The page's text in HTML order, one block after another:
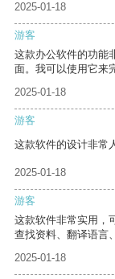
2025-01-18
游客
这款办公软件的功能
面。我可以使用它来
2025-01-18
游客
这款软件的设计非常
2025-01-18
游客
这款软件非常实用，
查找资料、翻译语言
2025-01-18